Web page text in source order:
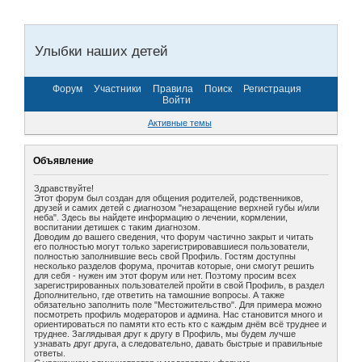
Улыбки наших детей
Форум Участники Правила Поиск
Регистрация
Войти
Активные темы
Объявление
Здравствуйте!
Этот форум был создан для общения родителей, родственников,
друзей и самих детей с диагнозом "незаращение верхней губы и/или
неба". Здесь вы найдете информацию о лечении, кормлении,
воспитании детишек с таким диагнозом.
Доводим до вашего сведения, что форум частично закрыт и читать
его полностью могут только зарегистрировавшиеся пользователи,
полностью заполнившие весь свой Профиль. Гостям доступны
несколько разделов форума, прочитав которые, они смогут решить
для себя - нужен им этот форум или нет. Поэтому просим всех
зарегистрированных пользователей пройти в свой Профиль, в раздел
Дополнительно, где ответить на тамошние вопросы. А также
обязательно заполнить поле "Местожительство". Для примера можно
посмотреть профиль модераторов и админа. Нас становится много и
ориентироваться по памяти кто есть кто с каждым днём всё труднее и
труднее. Заглядывая друг к другу в Профиль, мы будем лучше
узнавать друг друга, а следовательно, давать быстрые и правильные
ответы.